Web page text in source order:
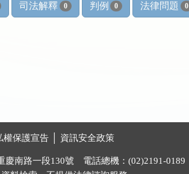
司法解釋 0 判例 0 法律問題 0
權保護宣告 資訊安全政策
慶南路一段130號 電話總機：(02)2191-0189